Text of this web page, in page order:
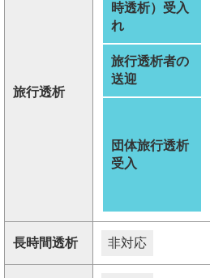
旅行透析
時透析）受入
れ
旅行透析者の
送迎
団体旅行透析
受入
長時間透析 非対応